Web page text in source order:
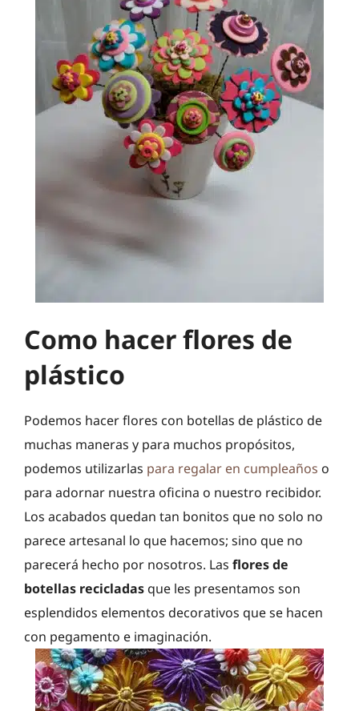
Como hacer flores de
plástico
Podemos hacer flores con botellas de plástico de
muchas maneras y para muchos propósitos,
podemos utilizarlas para regalar en cumpleaños o
para adornar nuestra oficina o nuestro recibidor.
Los acabados quedan tan bonitos que no solo no
parece artesanal lo que hacemos; sino que no
parecerá hecho por nosotros. Las flores de
botellas recicladas que les presentamos son
esplendidos elementos decorativos que se hacen
con pegamento e imaginación.